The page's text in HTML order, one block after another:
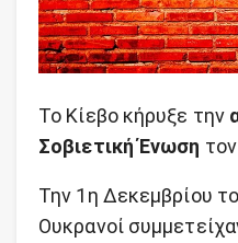
Το Κίεβο κήρυξε την
Σοβιετική Ένωση
Την 1η Δεκεμβρίου
Ουκρανοί